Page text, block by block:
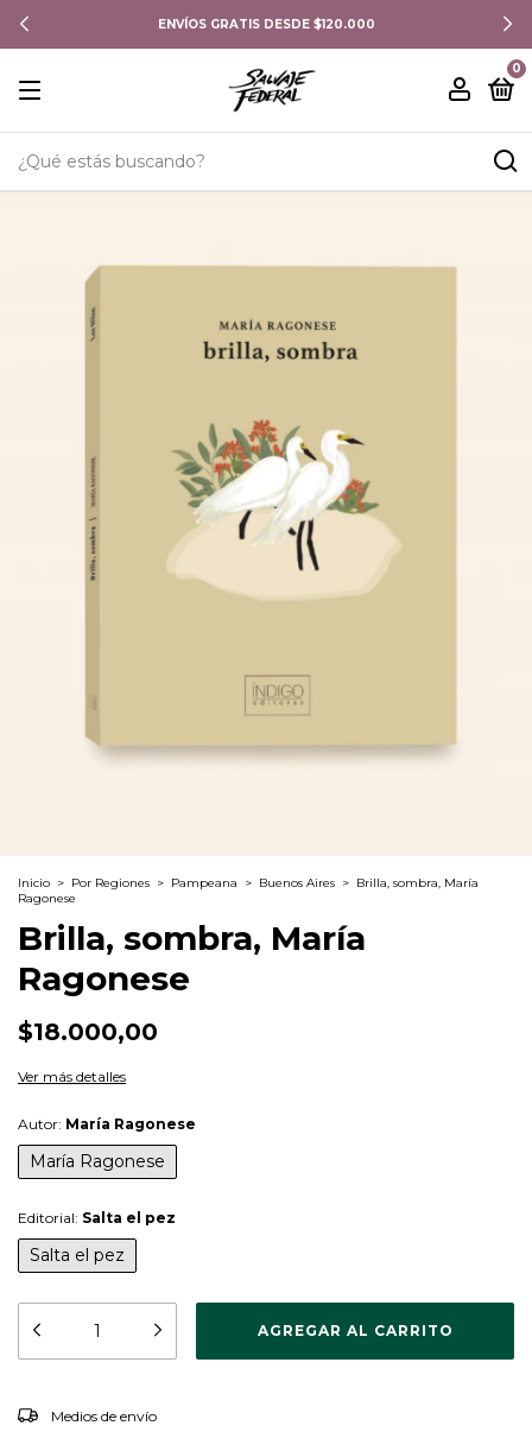
ENVÍOS GRATIS DESDE $120.000
0
Inicio > Por Regiones > Pampeana > Buenos Aires > Brilla, sombra, María
Ragonese
Brilla, sombra, María
Ragonese
$18.000,00
Ver más detalles
Autor: María Ragonese
María Ragonese
Editorial: Salta el pez
Salta el pez
Entregas para el CP:
Medios de envío